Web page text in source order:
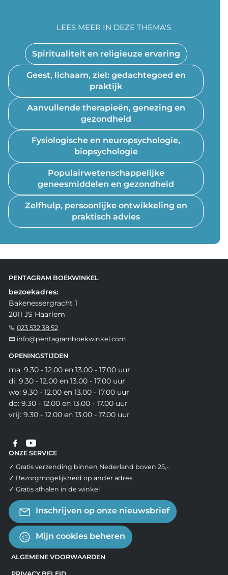
Spiritualiteit en religieuze ervaring
Geest, lichaam, ziel: gedachtegoed en
praktijk
Aanvullende therapieën, genezing en
gezondheid
Fysiologische en neuropsychologie,
biopsychologie
Populairwetenschappelijke
geneesmiddelen en gezondheid
Zelfhulp, persoonlijke ontwikkeling en
praktisch advies
LEES MEER IN DEZE THEMA'S
PENTAGRAM BOEKWINKEL
bezoekadres:
Bakenessergracht 1
2011 JS Haarlem
023 532 38 52
info@pentagramboekwinkel.com
OPENINGSTIJDEN
ma: 9.30 - 12.00 en 13.00 - 17.00 uur
di: 9.30 - 12.00 en 13.00 - 17.00 uur
wo: 9.30 - 12.00 en 13.00 - 17.00 uur
do: 9.30 - 12.00 en 13.00 - 17.00 uur
vrij: 9.30 - 12.00 en 13.00 - 17.00 uur
ONZE SERVICE
✓ Gratis verzending binnen Nederland boven 25,-
✓ Bezorgmogelijkheid op ander adres
✓ Gratis afhalen in de winkel
Inschrijven op onze nieuwsbrief
Mijn cookies beheren
ALGEMENE VOORWAARDEN